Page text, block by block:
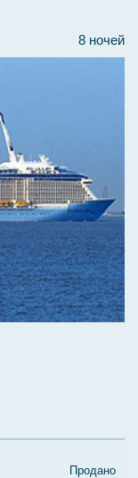
8 ночей
Продано